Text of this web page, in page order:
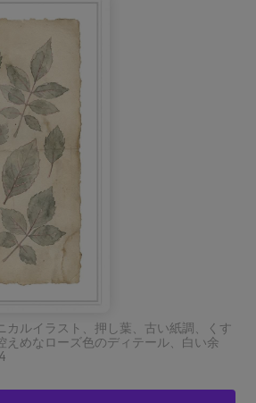
カルイラスト、押し葉、古い紙調、くす
えめなローズ色のディテール、白い余